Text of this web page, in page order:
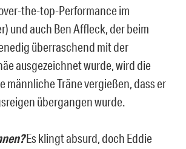
the-top-Performance im
und auch Ben Affleck, der beim
überraschend mit der
ausgezeichnet wurde, wird die
männliche Träne vergießen, dass er
übergangen wurde.
Es klingt absurd, doch Eddie